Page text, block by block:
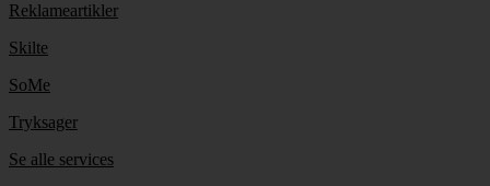
Reklameartikler
Skilte
SoMe
Tryksager
Se alle services